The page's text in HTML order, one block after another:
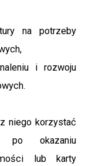
na potrzeby
i rozwoju
niego korzystać
po okazaniu
lub karty